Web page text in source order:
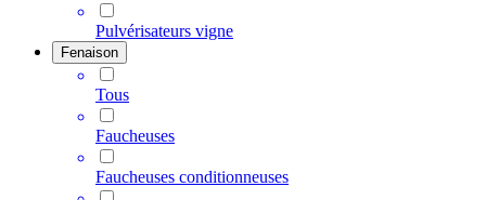
Pulvérisateurs vigne
Fenaison
Tous
Faucheuses
Faucheuses conditionneuses